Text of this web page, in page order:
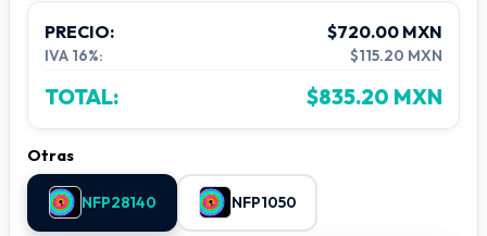
Voltaje: 24 VDC
Protección: IP65
PRECIO: $720.00 MXN
IVA 16%: $115.20 MXN
TOTAL: $835.20 MXN
Otras
NFP28140 NFP1050